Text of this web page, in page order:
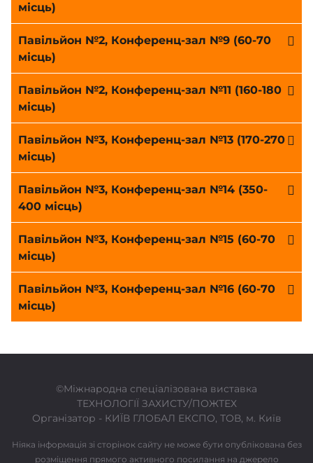
місць)
Павільйон №2, Конференц-зал №9 (60-70
місць)
Павільйон №2, Конференц-зал №11 (160-180
місць)
Павільйон №3, Конференц-зал №13 (170-270
місць)
Павільйон №3, Конференц-зал №14 (350-
400 місць)
Павільйон №3, Конференц-зал №15 (60-70
місць)
Павільйон №3, Конференц-зал №16 (60-70
місць)
©Міжнародна спеціалізована виставка
ТЕХНОЛОГІЇ ЗАХИСТУ/ПОЖТЕХ
Організатор - КИЇВ ГЛОБАЛ ЕКСПО, ТОВ, м. Київ
Ніяка інформація зі сторінок сайту не може бути опублікована без
розміщення прямого активного посилання на джерело